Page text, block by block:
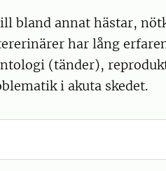
bland annat hästar,
har lång
(tänder),
i akuta skedet.